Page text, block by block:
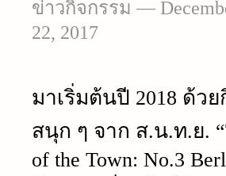
ข่าวกิจกรรม —
22, 2017
มาเริ่มต้นปี 2018 ด้ว
สนุก ๆ จาก ส.น.ท.ย.
of the Town: No.3